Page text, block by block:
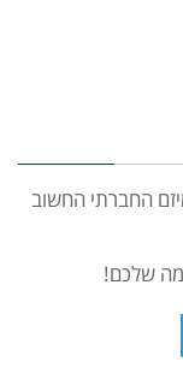
החברתי החשוב
שלכם!